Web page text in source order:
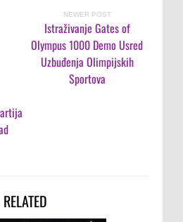
NEWER POST
Istraživanje Gates of
Olympus 1000 Demo Usred
Uzbuđenja Olimpijskih
Sportova
RELATED